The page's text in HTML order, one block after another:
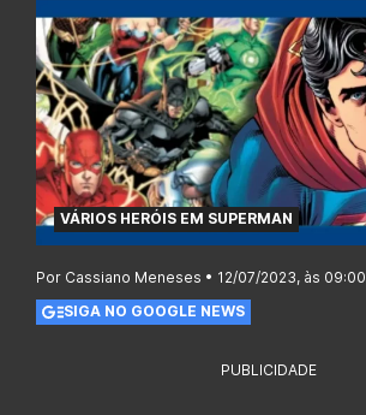
VÁRIOS HERÓIS EM SUPERMAN
Por Cassiano Meneses • 12/07/2023, às 09:00
SIGA NO GOOGLE NEWS
PUBLICIDADE